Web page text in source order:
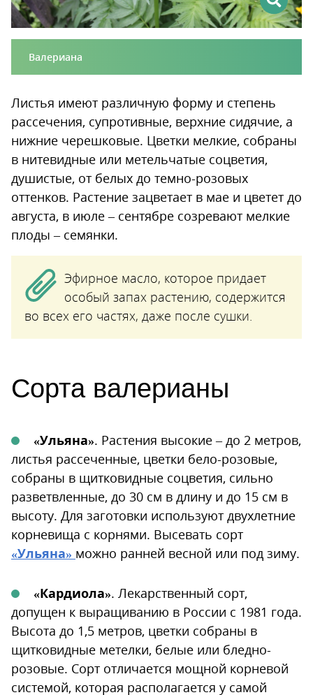
Валериана
Листья имеют различную форму и степень
рассечения, супротивные, верхние сидячие, а
нижние черешковые. Цветки мелкие, собраны
в нитевидные или метельчатые соцветия,
душистые, от белых до темно-розовых
оттенков. Растение зацветает в мае и цветет до
августа, в июле – сентябре созревают мелкие
плоды – семянки.
Эфирное масло, которое придает
особый запах растению, содержится
во всех его частях, даже после сушки.
Сорта валерианы
«Ульяна». Растения высокие – до 2 метров,
листья рассеченные, цветки бело-розовые,
собраны в щитковидные соцветия, сильно
разветвленные, до 30 см в длину и до 15 см в
высоту. Для заготовки используют двухлетние
корневища с корнями. Высевать сорт
«Ульяна» можно ранней весной или под зиму.
«Кардиола». Лекарственный сорт,
допущен к выращиванию в России с 1981 года.
Высота до 1,5 метров, цветки собраны в
щитковидные метелки, белые или бледно-
розовые. Сорт отличается мощной корневой
системой, которая располагается у самой